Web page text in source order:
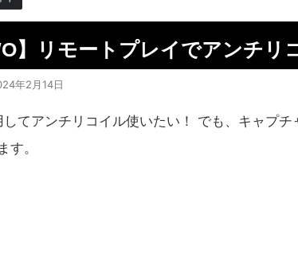
】リモートプレイでアンチ
年2月14日
てアンチリコイル使いたい！ でも、キャプ
す。